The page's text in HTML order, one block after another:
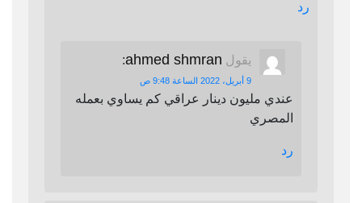
رد
يقول ahmed shmran
:
9 أبريل، 2022 الساعة 9:48 ص
عندي مليون دينار عراقي كم يساوي بعمله
المصري
رد